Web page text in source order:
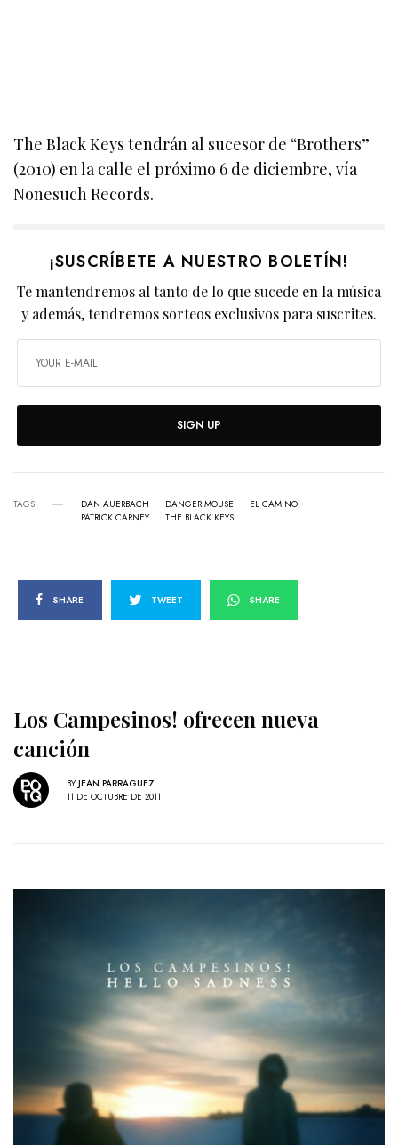
The Black Keys tendrán al sucesor de “Brothers”
(2010) en la calle el próximo 6 de diciembre, vía
Nonesuch Records.
¡SUSCRÍBETE A NUESTRO BOLETÍN!
Te mantendremos al tanto de lo que sucede en la música
y además, tendremos sorteos exclusivos para suscrites.
SIGN UP
TAGS DAN AUERBACH DANGER MOUSE
EL CAMINO
PATRICK CARNEY
THE BLACK KEYS
SHARE TWEET SHARE
Los Campesinos! ofrecen nueva
canción
BY JEAN PARRAGUEZ
11 DE OCTUBRE DE 2011